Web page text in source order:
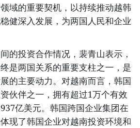
域的重要契机，以持续推动越韩
健深入发展，为两国人民和企业
的投资合作情况，裴青山表示，
是两国关系的重要支柱之一，是
的主要动力。对越南而言，韩国
伙伴之一，拥有超过1万个有效
亿美元。韩国跨国企业集团在
现了韩国企业对越南投资环境和